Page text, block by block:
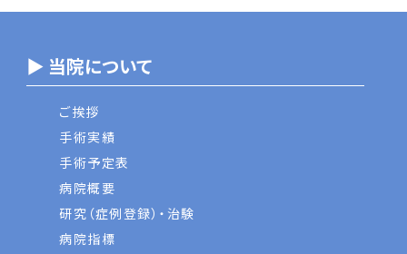
▶ 当院について
ご挨拶
手術実績
手術予定表
病院概要
研究（症例登録）・治験
病院指標